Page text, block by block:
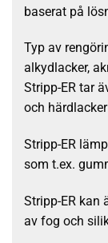
baserat på
Typ av
alkydlacker,
Stripp-ER tar
och
Stripp-ER
som t.ex.
Stripp-ER kan
av fog och